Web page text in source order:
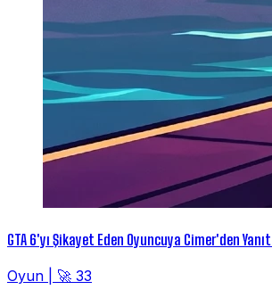
GTA 6'yı Şikayet Eden Oyuncuya Cimer'den
Oyun
🚀 33